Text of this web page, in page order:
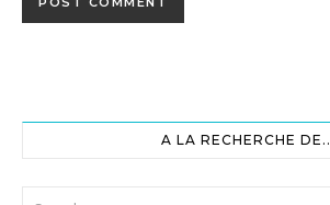
A LA RECHERCHE DE..